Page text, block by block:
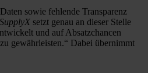
sowie fehlende Transparenz
setzt genau an dieser Stelle
und auf Absatzchancen
gewährleisten.“ Dabei übernimmt